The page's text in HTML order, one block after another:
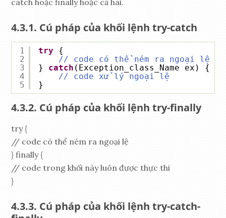
catch hoặc finally hoặc cả hai.
Cú pháp của khối lệnh try-catch
1
2
3
4
5
try
{
// code có thể ném ra ngoại lệ
} catch (Exception_class_Name ex) {
// code xử lý ngoại lệ
}
Cú pháp của khối lệnh try-finally
try {
// code có thể ném ra ngoại lệ
} finally {
// code trong khối này luôn được thực thi
}
Cú pháp của khối lệnh try-catch-